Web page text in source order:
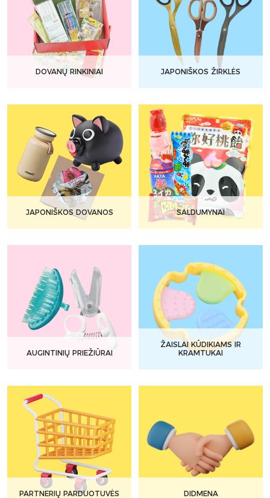
DOVANŲ RINKINIAI JAPONIŠKOS ŽIRKLĖS
JAPONIŠKOS DOVANOS SALDUMYNAI
AUGINTINIŲ PRIEŽIŪRAI
ŽAISLAI KŪDIKIAMS IR
KRAMTUKAI
PARTNERIŲ PARDUOTUVĖS DIDMENA